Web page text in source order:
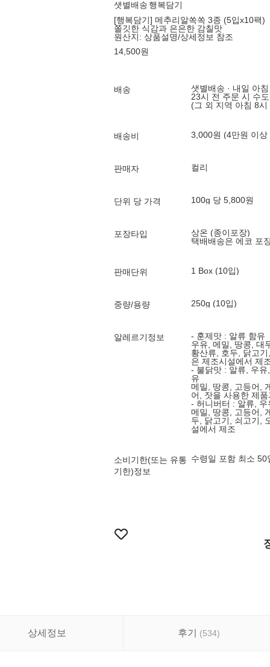
샛별배송 행복담기
[행복담기] 메추리알쏙쏙 3종 (5입x10팩)
쫄깃한 식감과 은은한 감칠맛
원산지: 상품설명/상세정보 참조
14,500원
배송
샛별배송 · 내일 아침
23시 전 주문 시 수
(그 외 지역 아침 8시
배송비 3,000원 (4만원 이상
판매자 컬리
단위 당 가격 100g 당 5,800원
포장타입
상온 (종이포장)
택배배송은 에코 포
판매단위 1 Box (10입)
중량/용량 250g (10입)
알레르기정보
- 훈제맛 : 알류 함유
우유, 메밀, 땅콩, 대
황산류, 호두, 닭고
은 제조시설에서 제
- 불닭맛 : 알류, 우
유
메밀, 땅콩, 고등어,
어, 잣을 사용한 제
- 허니버터 : 알류, 우
메밀, 땅콩, 고등어,
두, 닭고기, 쇠고기,
설에서 제조
소비기한(또는 유통
기한)정보
수령일 포함 최소 50
상세정보 후기 (534)